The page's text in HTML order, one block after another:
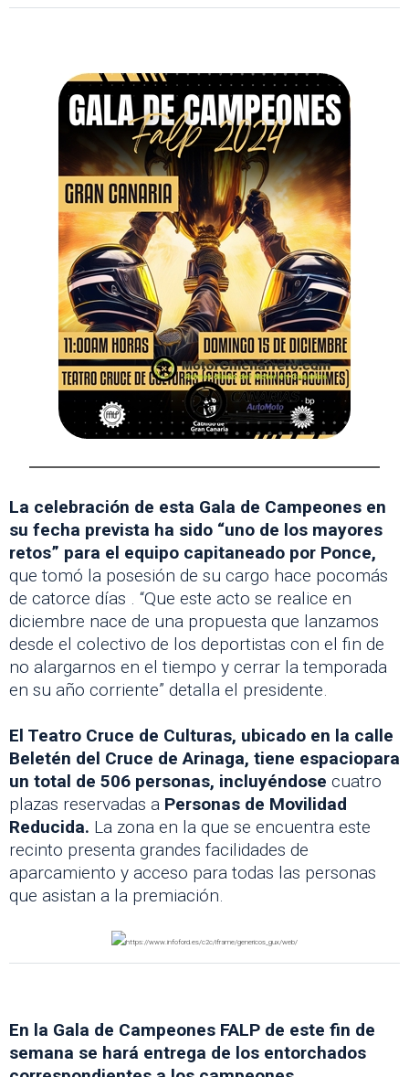
La celebración de esta Gala de Campeones en
su fecha prevista ha sido “uno de los mayores
retos” para el equipo capitaneado por Ponce,
que tomó la posesión de su cargo hace pocomás
de catorce días . “Que este acto se realice en
diciembre nace de una propuesta que lanzamos
desde el colectivo de los deportistas con el fin de
no alargarnos en el tiempo y cerrar la temporada
en su año corriente” detalla el presidente.
El Teatro Cruce de Culturas, ubicado en la calle
Beletén del Cruce de Arinaga, tiene espaciopara
un total de 506 personas, incluyéndose cuatro
plazas reservadas a Personas de Movilidad
Reducida. La zona en la que se encuentra este
recinto presenta grandes facilidades de
aparcamiento y acceso para todas las personas
que asistan a la premiación.
En la Gala de Campeones FALP de este fin de
semana se hará entrega de los entorchados